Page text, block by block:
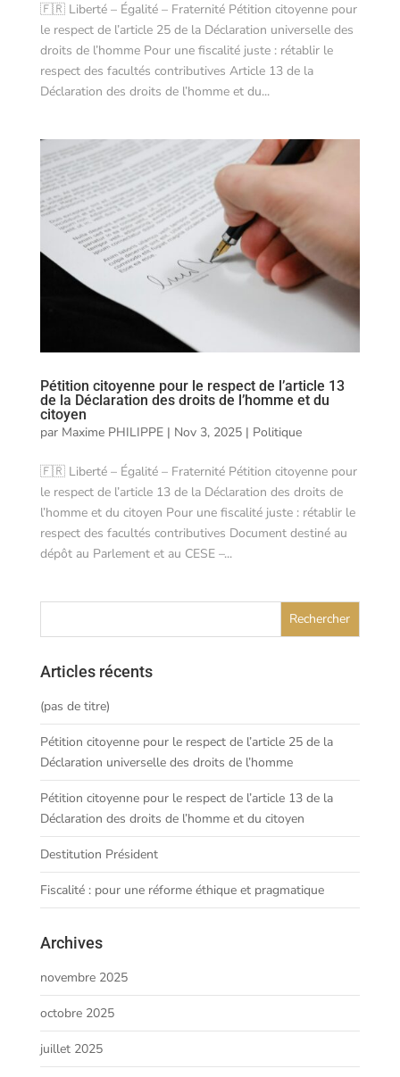
🇫🇷 Liberté – Égalité – Fraternité Pétition citoyenne pour
le respect de l’article 25 de la Déclaration universelle des
droits de l’homme Pour une fiscalité juste : rétablir le
respect des facultés contributives Article 13 de la
Déclaration des droits de l’homme et du...
Pétition citoyenne pour le respect de l’article 13
de la Déclaration des droits de l’homme et du
citoyen
par Maxime PHILIPPE| Nov 3, 2025| Politique
🇫🇷 Liberté – Égalité – Fraternité Pétition citoyenne pour
le respect de l’article 13 de la Déclaration des droits de
l’homme et du citoyen Pour une fiscalité juste : rétablir le
respect des facultés contributives Document destiné au
dépôt au Parlement et au CESE –...
Articles récents
(pas de titre)
Pétition citoyenne pour le respect de l’article 25 de la
Déclaration universelle des droits de l’homme
Pétition citoyenne pour le respect de l’article 13 de la
Déclaration des droits de l’homme et du citoyen
Destitution Président
Fiscalité : pour une réforme éthique et pragmatique
Archives
novembre 2025
octobre 2025
juillet 2025